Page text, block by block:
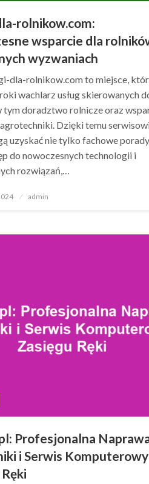
rolnikow.com:
wsparcie dla
wyzwaniach
dla-rolnikow.com to miejsce,
wachlarz usług skierowanych
tym doradztwo rolnicze oraz
Dzięki temu
uzyskać nie tylko fachowe
do nowoczesnych technologii i
rozwiązań,…
admin
Profesjonalna
i Serwis